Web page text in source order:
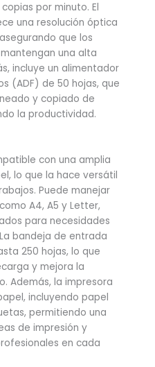
por minuto. El
una resolución óptica
que los
una alta
incluye un alimentador
(ADF) de 50 hojas, que
y copiado de
la productividad.
con una amplia
lo que la hace versátil
Puede manejar
A4, A5 y Letter,
para necesidades
bandeja de entrada
250 hojas, lo que
y mejora la
Además, la impresora
incluyendo papel
permitiendo una
de impresión y
en cada